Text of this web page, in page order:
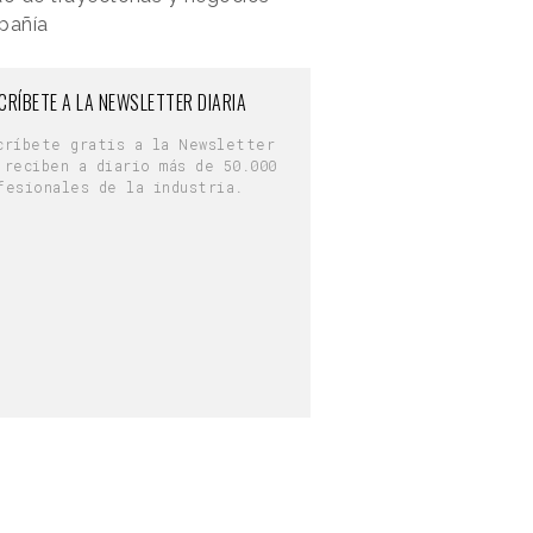
A LA NEWSLETTER DIARIA
gratis a la Newsletter
reciben a diario más de 50.000
de la industria.